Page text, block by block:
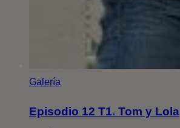
Galería
Episodio 12 T1. Tom y Lola